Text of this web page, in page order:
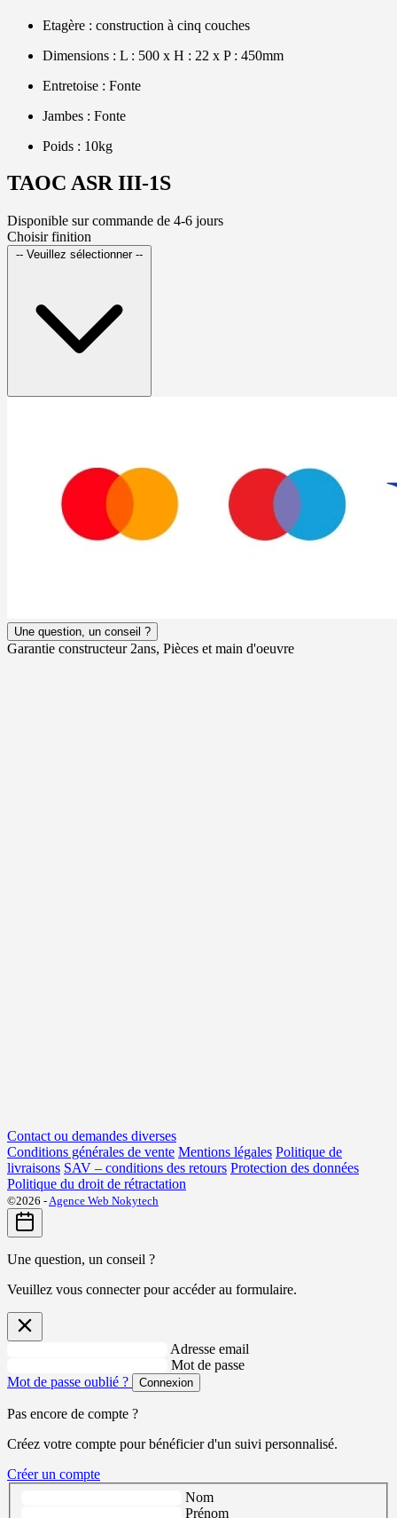
Etagère : construction à cinq couches
Dimensions : L : 500 x H : 22 x P : 450mm
Entretoise : Fonte
Jambes : Fonte
Poids : 10kg
TAOC ASR III-1S
Disponible sur commande de 4-6 jours
Choisir finition
-- Veuillez sélectionner --
Une question, un conseil ?
Garantie constructeur 2ans, Pièces et main d'oeuvre
Contact ou demandes diverses
Conditions générales de vente Mentions légales Politique de
livraisons SAV – conditions des retours Protection des données
Politique du droit de rétractation
©2026 -Agence Web Nokytech
Une question, un conseil ?
Veuillez vous connecter pour accéder au formulaire.
Adresse email
Mot de passe
Mot de passe oublié ?
Connexion
Pas encore de compte ?
Créez votre compte pour bénéficier d'un suivi personnalisé.
Créer un compte
Nom
Prénom